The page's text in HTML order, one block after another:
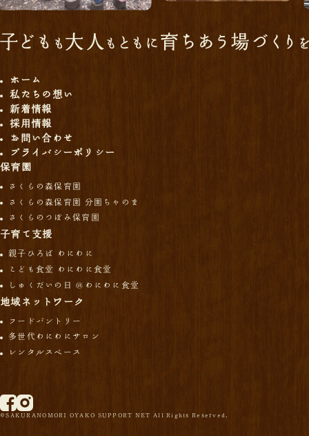
ホーム
私たちの想い
新着情報
採用情報
お問い合わせ
プライバシーポリシー
保育園
さくらの森保育園
さくらの森保育園 分園ちゃのま
さくらのつぼみ保育園
子育て支援
親子ひろば わにわに
こども食堂 わにわに食堂
しゅくだいの日 ＠わにわに食堂
地域ネットワーク
フードパントリー
多世代わにわにサロン
レンタルスペース
©SAKURANOMORI OYAKO SUPPORT NET All Rights Reserved.